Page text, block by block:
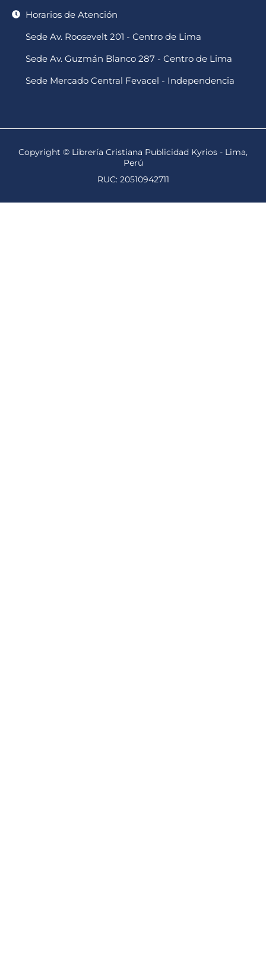
Horarios de Atención
Sede Av. Roosevelt 201 - Centro de Lima
Sede Av. Guzmán Blanco 287 - Centro de Lima
Sede Mercado Central Fevacel - Independencia
Copyright © Librería Cristiana Publicidad Kyrios - Lima,
Perú
RUC: 20510942711